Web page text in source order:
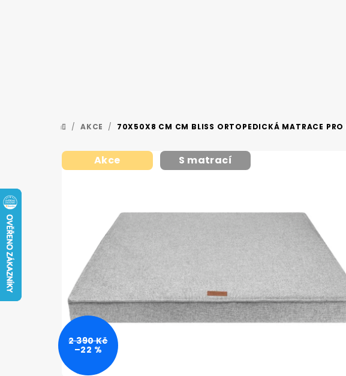
DOMŮ
/ AKCE / 70X50X8 CM CM BLISS ORTOPEDICKÁ MATRACE PRO
Akce S matrací
2 390 Kč
–22 %